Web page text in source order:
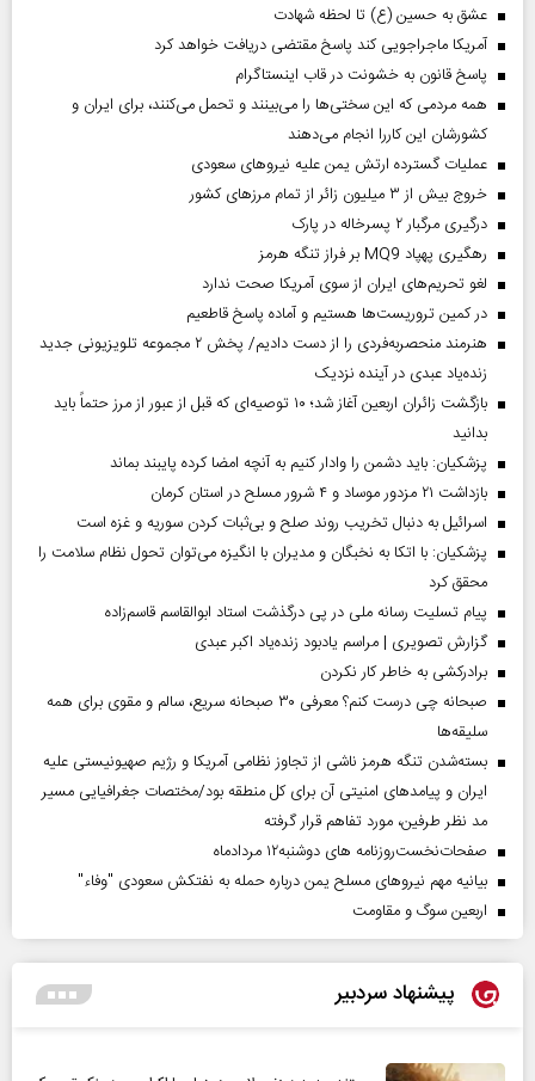
عشق به حسین (ع) تا لحظه شهادت
آمریکا ماجراجویی کند پاسخ مقتضی دریافت خواهد کرد
پاسخ قانون به خشونت در قاب اینستاگرام
همه مردمی که این سختی‌ها را می‌بینند و تحمل می‌کنند، برای ایران و
کشورشان این کاررا انجام می‌دهند
عملیات گسترده ارتش یمن علیه نیروهای سعودی
خروج بیش از ۳ میلیون زائر از تمام مرز‌های کشور
درگیری مرگبار ۲ پسرخاله در پارک
رهگیری پهپاد MQ9 بر فراز تنگه هرمز
لغو تحریم‌های ایران از سوی آمریکا صحت ندارد
در کمین تروریست‌ها هستیم و آماده پاسخ قاطعیم
هنرمند منحصر‌به‌فردی را از دست دادیم/ پخش ۲ مجموعه تلویزیونی جدید
زنده‌یاد عبدی در آینده نزدیک
بازگشت زائران اربعین آغاز شد؛ ۱۰ توصیه‌ای که قبل از عبور از مرز حتماً باید
بدانید
پزشکیان: باید دشمن را وادار کنیم به آنچه امضا کرده پایبند بماند
بازداشت ۲۱ مزدور موساد و ۴ شرور مسلح در استان کرمان
اسرائیل به دنبال تخریب روند صلح و بی‌ثبات کردن سوریه و غزه است
پزشکیان: با اتکا به نخبگان و مدیران با انگیزه می‌توان تحول نظام سلامت را
محقق کرد
پیام تسلیت رسانه ملی در پی درگذشت استاد ابوالقاسم قاسم‌زاده
گزارش تصویری | مراسم یادبود زنده‌یاد اکبر عبدی
برادرکشی به خاطر کار نکردن
صبحانه چی درست کنم؟ معرفی ۳۰ صبحانه سریع، سالم و مقوی برای همه
سلیقه‌ها
بسته‌شدن تنگه هرمز ناشی از تجاوز نظامی آمریکا و رژیم صهیونیستی علیه
ایران و پیامد‌های امنیتی آن برای کل منطقه بود/مختصات جغرافیایی مسیر
مد نظر طرفین، مورد تفاهم قرار گرفته
صفحات‌نخست‌روزنامه ها‌ی دوشنبه‌۱۲ مردادماه
بیانیه مهم نیروهای مسلح یمن درباره حمله به نفتکش سعودی "وفاء"
اربعین سوگ و مقاومت
پیشنهاد سردبیر